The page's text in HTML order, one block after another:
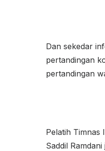
Dan sekedar
pertandingan
pertandingan
Pelatih Timnas
Saddil